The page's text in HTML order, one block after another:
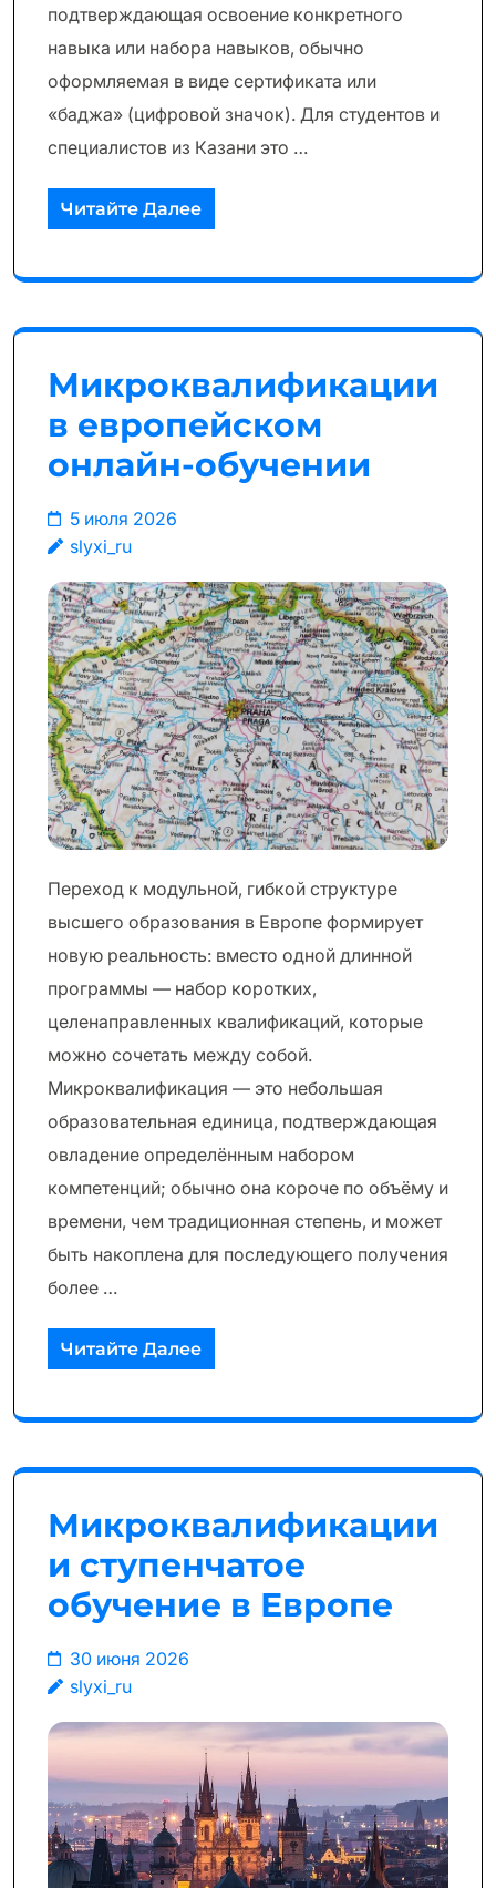
подтверждающая освоение конкретного
навыка или набора навыков, обычно
оформляемая в виде сертификата или
«баджа» (цифровой значок). Для студентов и
специалистов из Казани это …
Читайте Далее
Микроквалификации
в европейском
онлайн-обучении
5 июля 2026
slyxi_ru
Переход к модульной, гибкой структуре
высшего образования в Европе формирует
новую реальность: вместо одной длинной
программы — набор коротких,
целенаправленных квалификаций, которые
можно сочетать между собой.
Микроквалификация — это небольшая
образовательная единица, подтверждающая
овладение определённым набором
компетенций; обычно она короче по объёму и
времени, чем традиционная степень, и может
быть накоплена для последующего получения
более …
Читайте Далее
Микроквалификации
и ступенчатое
обучение в Европе
30 июня 2026
slyxi_ru